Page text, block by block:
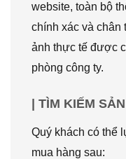
website, toàn bộ
chính xác và chân
ảnh thực tế được
phòng công ty.
| TÌM KIẾM
Quý khách có thể
mua hàng sau: